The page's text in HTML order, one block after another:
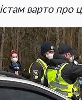
варто про